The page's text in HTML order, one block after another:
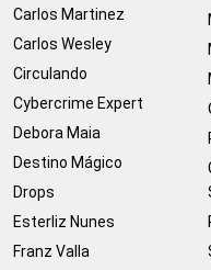
Carlos Martinez
Carlos Wesley
Circulando
Cybercrime Expert
Debora Maia
Destino Mágico
Drops
Esterliz Nunes
Franz Valla